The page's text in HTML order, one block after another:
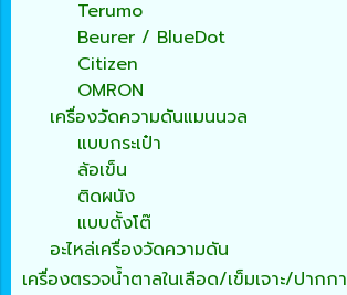
Terumo
Beurer / BlueDot
Citizen
OMRON
เครื่องวัดความดันแมนนวล
แบบกระเป๋า
ล้อเข็น
ติดผนัง
แบบตั้งโต๊
อะไหล่เครื่องวัดความดัน
เครื่องตรวจน้ำตาลในเลือด/เข็มเจาะ/ปากกา